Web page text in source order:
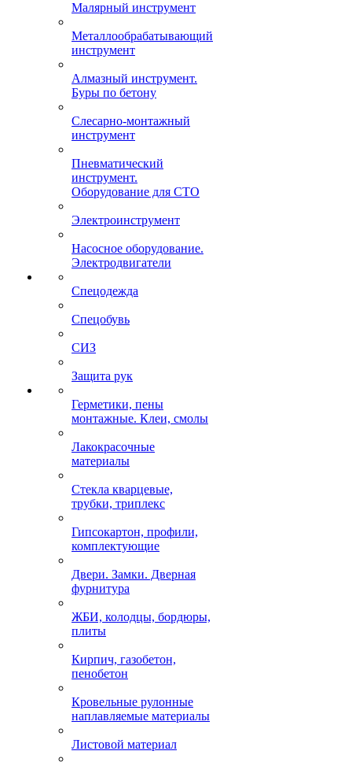
Малярный инструмент
Металлообрабатывающий
инструмент
Алмазный инструмент.
Буры по бетону
Слесарно-монтажный
инструмент
Пневматический
инструмент.
Оборудование для СТО
Электроинструмент
Насосное оборудование.
Электродвигатели
Спецодежда
Спецобувь
СИЗ
Защита рук
Герметики, пены
монтажные. Клеи, смолы
Лакокрасочные
материалы
Стекла кварцевые,
трубки, триплекс
Гипсокартон, профили,
комплектующие
Двери. Замки. Дверная
фурнитура
ЖБИ, колодцы, бордюры,
плиты
Кирпич, газобетон,
пенобетон
Кровельные рулонные
наплавляемые материалы
Листовой материал